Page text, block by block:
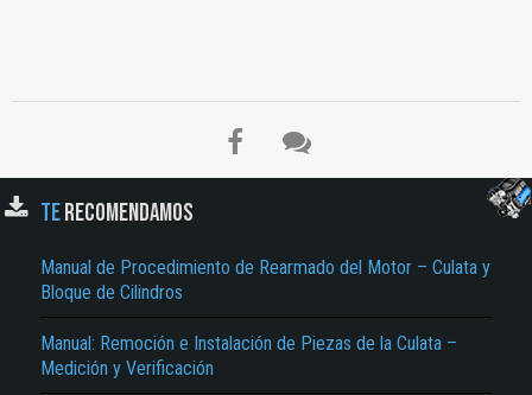
TERECOMENDAMOS
Manual de Procedimiento de Rearmado del Motor – Culata y
Bloque de Cilindros
Manual: Remoción e Instalación de Piezas de la Culata –
Medición y Verificación
El Título es incorrecto según el contenido.
Texto o Imagen de portada son erróneos.